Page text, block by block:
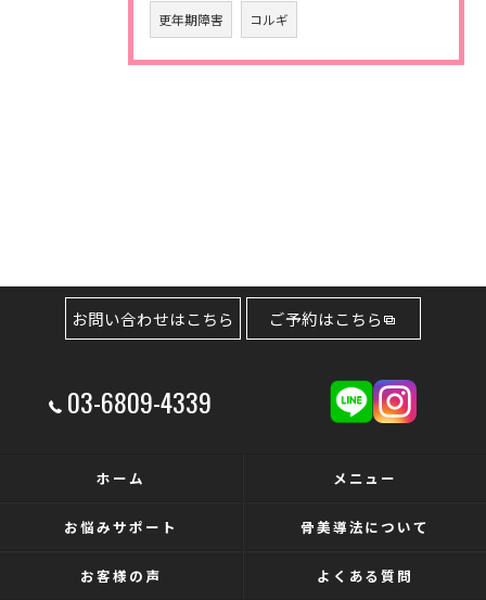
更年期障害 コルギ
03-6809-4339
お問い合わせはこちら ご予約はこちら
ホーム メニュー
お悩みサポート 骨美導法について
お客様の声 よくある質問